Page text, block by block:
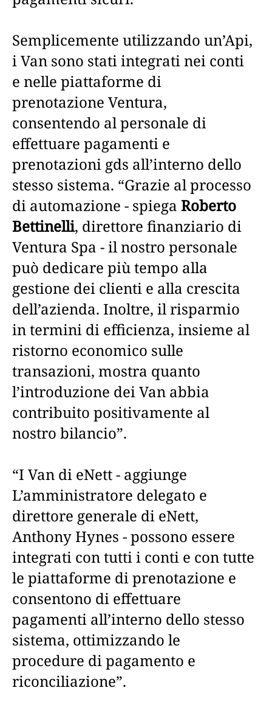
Semplicemente utilizzando un’Api,
i Van sono stati integrati nei conti
e nelle piattaforme di
prenotazione Ventura,
consentendo al personale di
effettuare pagamenti e
prenotazioni gds all’interno dello
stesso sistema. “Grazie al processo
di automazione - spiega Roberto
Bettinelli, direttore finanziario di
Ventura Spa - il nostro personale
può dedicare più tempo alla
gestione dei clienti e alla crescita
dell’azienda. Inoltre, il risparmio
in termini di efficienza, insieme al
ristorno economico sulle
transazioni, mostra quanto
l’introduzione dei Van abbia
contribuito positivamente al
nostro bilancio”.
“I Van di eNett - aggiunge
L’amministratore delegato e
direttore generale di eNett,
Anthony Hynes - possono essere
integrati con tutti i conti e con tutte
le piattaforme di prenotazione e
consentono di effettuare
pagamenti all’interno dello stesso
sistema, ottimizzando le
procedure di pagamento e
riconciliazione”.